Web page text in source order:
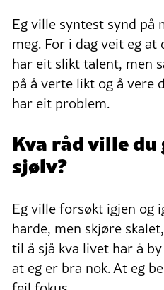
Eg ville syntest synd på
meg. For i dag veit eg
har eit slikt talent, men
på å verte likt og å vere
har eit problem.
Kva råd ville
sjølv?
Eg ville forsøkt igjen og
harde, men skjøre
til å sjå kva livet har å
at eg er bra nok. At eg